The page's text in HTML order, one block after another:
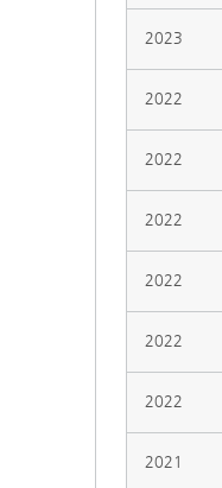
2023
2022
2022
2022
2022
2022
2022
2021